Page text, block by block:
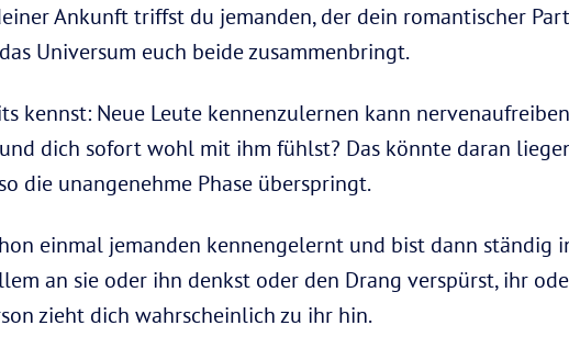
Ankunft triffst du jemanden, der dein romantischer
Universum euch beide zusammenbringt.
kennst: Neue Leute kennenzulernen kann
dich sofort wohl mit ihm fühlst? Das könnte daran
die unangenehme Phase überspringt.
einmal jemanden kennengelernt und bist dann ständig
an sie oder ihn denkst oder den Drang verspürst, ihr
zieht dich wahrscheinlich zu ihr hin.